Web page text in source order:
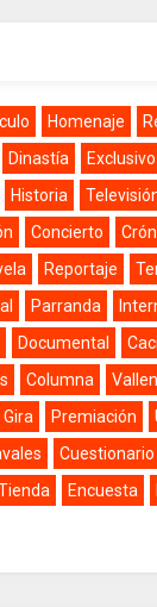
Homenaje
Dinastía Exclusivo
Historia
Concierto
Reportaje
Parranda
Documental
Columna
Gira Premiación
Cuestionario
Encuesta